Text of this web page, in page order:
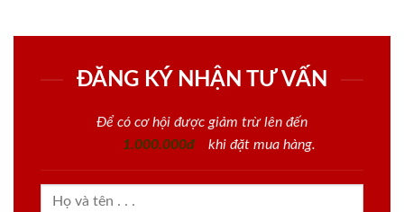
ĐĂNG KÝ NHẬN TƯ VẤN
Để có cơ hội được giảm trừ lên đến
1.000.000đ
khi đặt mua hàng.